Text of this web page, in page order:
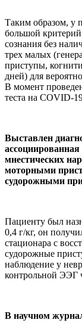
Таким образом, у
большой
сознания без
трех малых
приступы,
дней) для
В момент
теста на COVID-
Выставлен
мнестических
моторными
судорожными
Пациенту был
0,4 г/кг, он
стационара с
судорожные
наблюдение у
контрольной ЭЭГ
В научном